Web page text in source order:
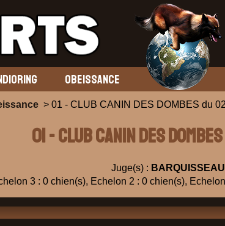
OBEISSANCE
> 01 - CLUB CANIN DES DOMBES du
01 - CLUB CANIN DES
Juge(s) :
3 : 0 chien(s), Echelon 2 : 0 chien(s),